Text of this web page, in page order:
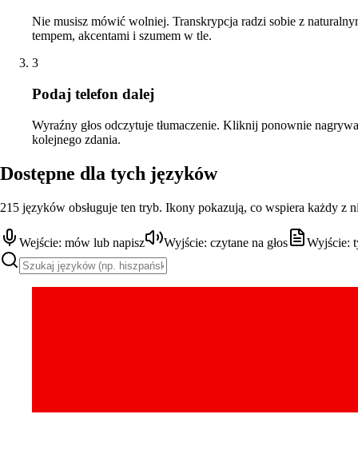
Nie musisz mówić wolniej. Transkrypcja radzi sobie z
tempem, akcentami i szumem w tle.
3
Podaj telefon dalej
Wyraźny głos odczytuje tłumaczenie. Kliknij ponownie
kolejnego zdania.
Dostępne dla tych języków
215 języków obsługuje ten tryb. Ikony pokazują, co wspiera każdy z
Wejście: mów lub napisz Wyjście: czytane na głos Wyjście: